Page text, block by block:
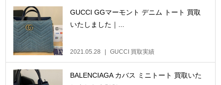
GUCCI GGマーモント デニム トート 買取
いたしました｜...
2021.05.28 GUCCI 買取実績
BALENCIAGA カバス ミニトート 買取いた